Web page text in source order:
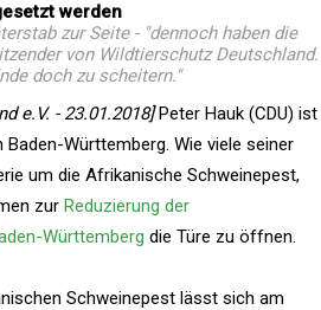
werden
zur Seite - "dennoch haben die
von Wildtierschutz Deutschland.
doch zu scheitern."
e.V. - 23.01.2018]Peter Hauk (CDU) ist
Württemberg. Wie viele seiner
um die Afrikanische Schweinepest,
zur Reduzierung der
Württemberg die Türe zu öffnen.
Schweinepest lässt sich am